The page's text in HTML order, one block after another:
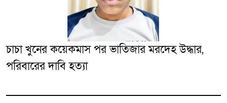
চাচা খুনের কয়েকমাস পর ভাতিজার মরদেহ উদ্ধার,
পরিবারের দাবি হত্যা